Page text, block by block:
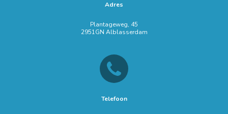
Adres
Plantageweg, 45
2951GN Alblasserdam
Telefoon